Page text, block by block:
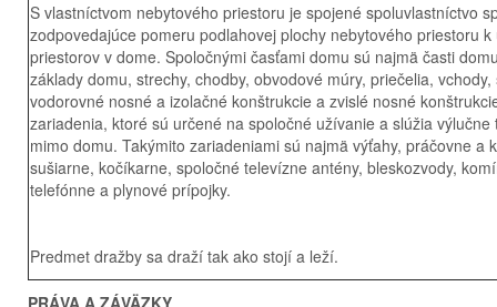
S vlastníctvom nebytového priestoru je spojené spoluvlastníctvo
zodpovedajúce pomeru podlahovej plochy nebytového priestoru
priestorov v dome. Spoločnými časťami domu sú najmä časti
základy domu, strechy, chodby, obvodové múry, priečelia,
vodorovné nosné a izolačné konštrukcie a zvislé nosné
zariadenia, ktoré sú určené na spoločné užívanie a slúžia
mimo domu. Takýmito zariadeniami sú najmä výťahy, práčovne
sušiarne, kočíkarne, spoločné televízne antény, bleskozvody,
telefónne a plynové prípojky.
Predmet dražby sa draží tak ako stojí a leží.
PRÁVA A ZÁVÄZKY